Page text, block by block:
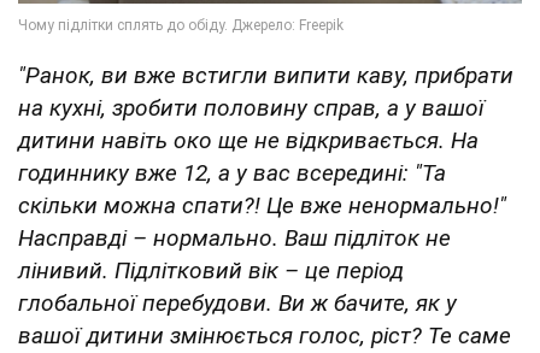
"Ранок, ви вже встигли випити каву, прибрати
на кухні, зробити половину справ, а у вашої
дитини навіть око ще не відкривається. На
годиннику вже 12, а у вас всередині: "Та
скільки можна спати?! Це вже ненормально!"
Насправді – нормально. Ваш підліток не
лінивий. Підлітковий вік – це період
глобальної перебудови. Ви ж бачите, як у
вашої дитини змінюється голос, ріст? Те саме